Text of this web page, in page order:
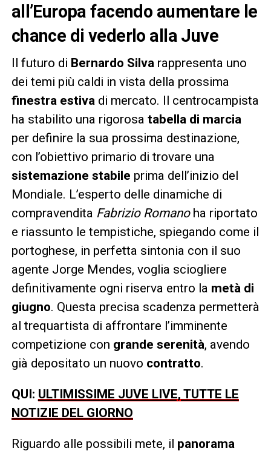
all’Europa facendo aumentare le
chance di vederlo alla Juve
Il futuro di Bernardo Silvarappresenta uno
dei temi più caldi in vista della prossima
finestra estivadi mercato. Il centrocampista
ha stabilito una rigorosa tabella di marcia
per definire la sua prossima destinazione,
con l’obiettivo primario di trovare una
sistemazione stabile prima dell’inizio del
Mondiale. L’esperto delle dinamiche di
compravendita Fabrizio Romanoha riportato
e riassunto le tempistiche, spiegando come il
portoghese, in perfetta sintonia con il suo
agente Jorge Mendes, voglia sciogliere
definitivamente ogni riserva entro la metà di
giugno. Questa precisa scadenza permetterà
al trequartista di affrontare l’imminente
competizione con grande serenità, avendo
già depositato un nuovo contratto.
QUI: ULTIMISSIME JUVE LIVE, TUTTE LE
NOTIZIE DEL GIORNO
Riguardo alle possibili mete, il panorama